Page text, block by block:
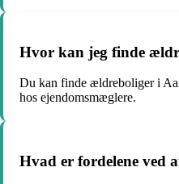
Hvor kan jeg finde
Du kan finde ældreboliger i
hos ejendomsmæglere.
Hvad er fordelene ved